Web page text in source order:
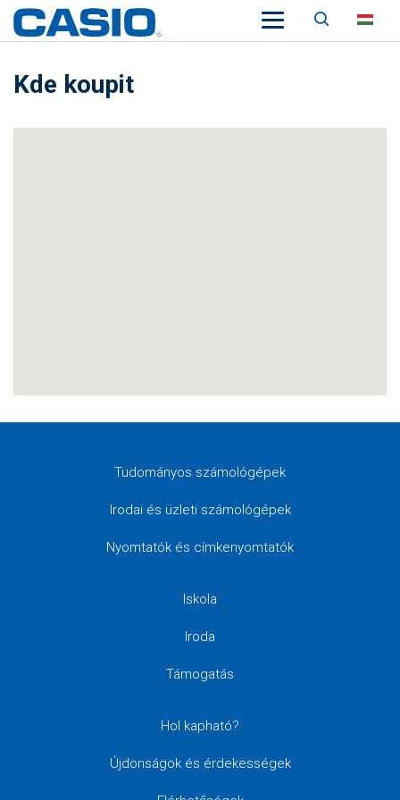
Keresés
Kde koupit
Tudományos számológépek
Irodai és üzleti számológépek
Nyomtatók és címkenyomtatók
Iskola
Iroda
Támogatás
Hol kapható?
Újdonságok és érdekességek